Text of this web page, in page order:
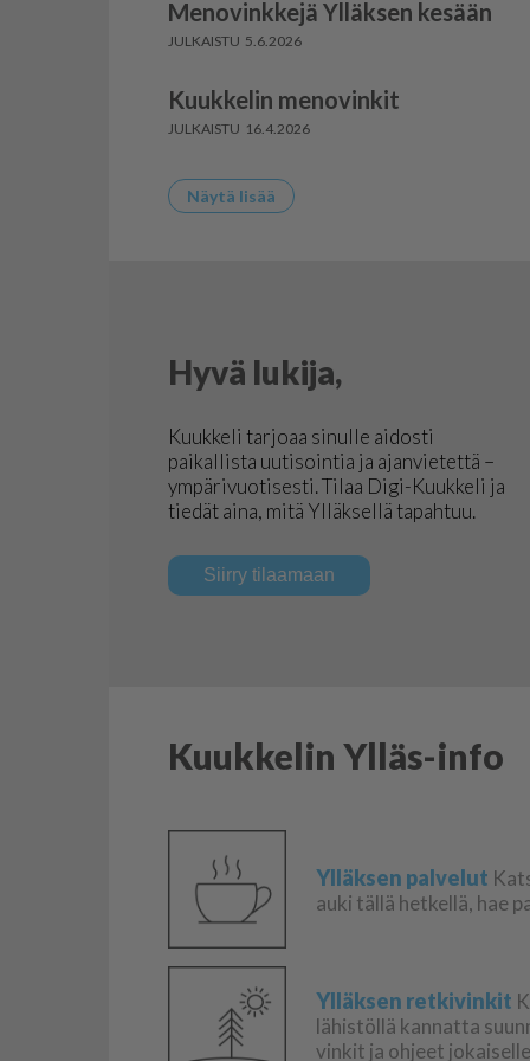
Menovinkkejä Ylläksen kesään
5.6.2026
Kuukkelin menovinkit
16.4.2026
Näytä lisää
Hyvä lukija,
Kuukkeli tarjoaa sinulle aidosti
paikallista uutisointia ja ajanvietettä –
ympärivuotisesti. Tilaa Digi-Kuukkeli ja
tiedät aina, mitä Ylläksellä tapahtuu.
Siirry tilaamaan
Kuukkelin Ylläs-info
Ylläksen palvelut
auki tällä hetkellä, hae
Ylläksen retkivinkit
lähistöllä kannatta
vinkit ja ohjeet